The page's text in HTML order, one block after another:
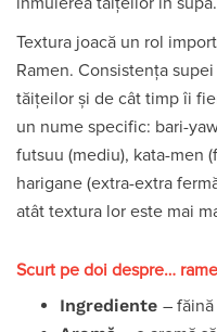
Textura joacă un rol
Ramen. Consistența
tăițeilor și de cât timp îi
un nume specific: bari-
futsuu (mediu), kata-men
harigane (extra-extra
atât textura lor este mai
Scurt pe doi despre…
Ingrediente – făină